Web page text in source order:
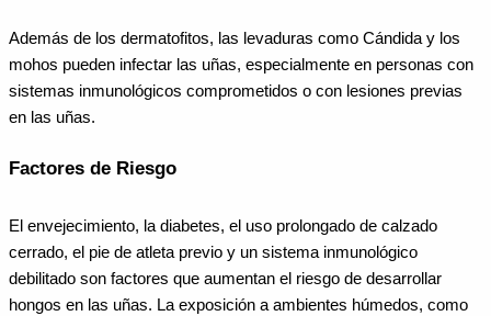
Además de los dermatofitos, las levaduras como Cándida y los
mohos pueden infectar las uñas, especialmente en personas con
sistemas inmunológicos comprometidos o con lesiones previas
en las uñas.
Factores de Riesgo
El envejecimiento, la diabetes, el uso prolongado de calzado
cerrado, el pie de atleta previo y un sistema inmunológico
debilitado son factores que aumentan el riesgo de desarrollar
hongos en las uñas. La exposición a ambientes húmedos, como